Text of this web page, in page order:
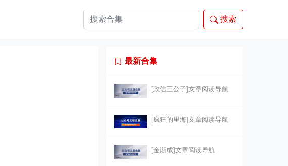
搜索
最新合集
[政信三公子]文章阅读导航
[疯狂的里海]文章阅读导航
[金渐成]文章阅读导航